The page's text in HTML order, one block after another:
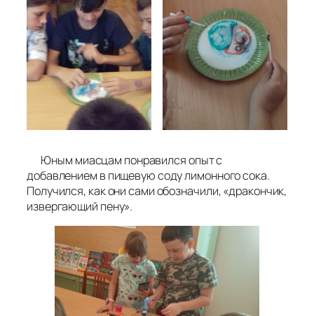
Юным миасцам понравился опыт с
добавлением в пищевую соду лимонного сока.
Получился, как они сами обозначили, «дракончик,
извергающий пену».